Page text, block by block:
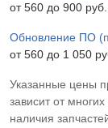
от 560 до 900 pyб.
Обновление ПО
от 560 до 1 050
Указанные цены
зависит от
наличия